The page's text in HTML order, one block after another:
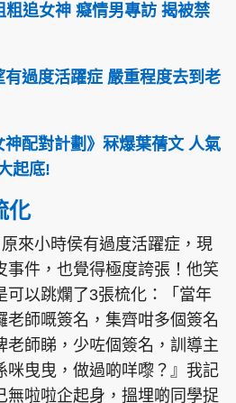
粗追女神 癡情男專訪 揭被禁
有過度活躍症 嚴重程度去到老
神配對計劃》冧爆葉蒨文 人氣
起底!
化
來小時侯有過度活躍症，現
事件，也覺得極度誇張！他笑
可以跳爛了3張梳化：「當年
老師嘅簽名，集齊咁多個簽名
老師睇，少咗個簽名，訓導主
咪曳曳，做過啲咩嚟？』我記
無啦啦企起身，搵埋啲同學捉